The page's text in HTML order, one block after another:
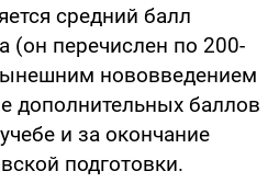
средний балл
(он перечислен по 200-
нововведением
дополнительных баллов
и за окончание
подготовки.